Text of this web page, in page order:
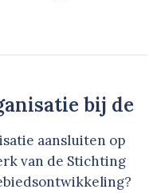
bij de
aansluiten op
van de Stichting